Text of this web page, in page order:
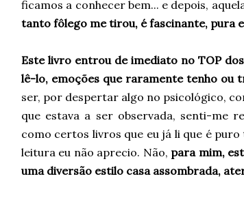
ficamos a conhecer bem... e depois,
tanto fôlego me tirou, é fascinante, pura
Este livro entrou de imediato no TOP
lê-lo, emoções que raramente tenho ou
ser, por despertar algo no psicológico,
que estava a ser observada, senti-me
como certos livros que eu já li que é
leitura eu não aprecio. Não, para mim,
uma diversão estilo casa assombrada,